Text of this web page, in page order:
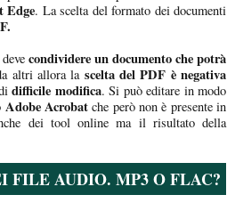
Edge. La scelta del formato dei documenti
condividere un documento che potrà
altri allora la scelta del PDF è negativa
difficile modifica. Si può editare in modo
Adobe Acrobat che però non è presente in
dei tool online ma il risultato della
FILE AUDIO. MP3 O FLAC?